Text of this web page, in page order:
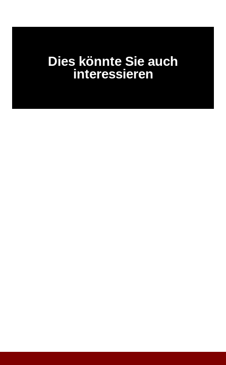
Dies könnte Sie auch
interessieren